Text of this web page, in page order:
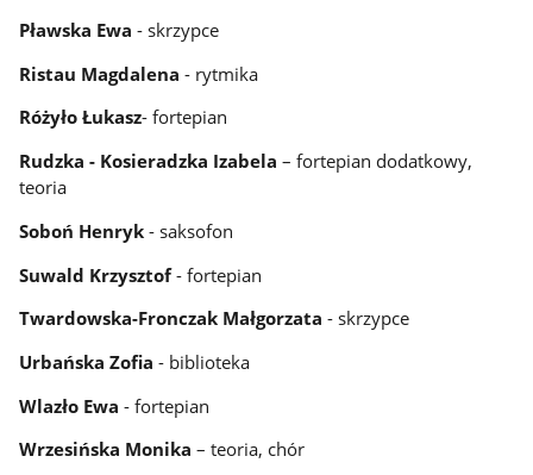
Pławska Ewa - skrzypce
Ristau Magdalena - rytmika
Różyło Łukasz- fortepian
Rudzka - Kosieradzka Izabela – fortepian dodatkowy,
teoria
Soboń Henryk - saksofon
Suwald Krzysztof- fortepian
Twardowska-Fronczak Małgorzata - skrzypce
Urbańska Zofia - biblioteka
Wlazło Ewa - fortepian
Wrzesińska Monika – teoria, chór